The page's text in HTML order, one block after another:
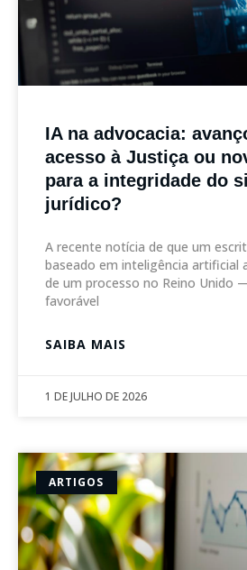
IA na advocacia:
acesso à Justiça ou
para a integridade do
jurídico?
A recente notícia de que um
baseado em inteligência artificial
de um processo no Reino Unido
favorável
SAIBA MAIS
1 DE JULHO DE 2026
ARTIGOS